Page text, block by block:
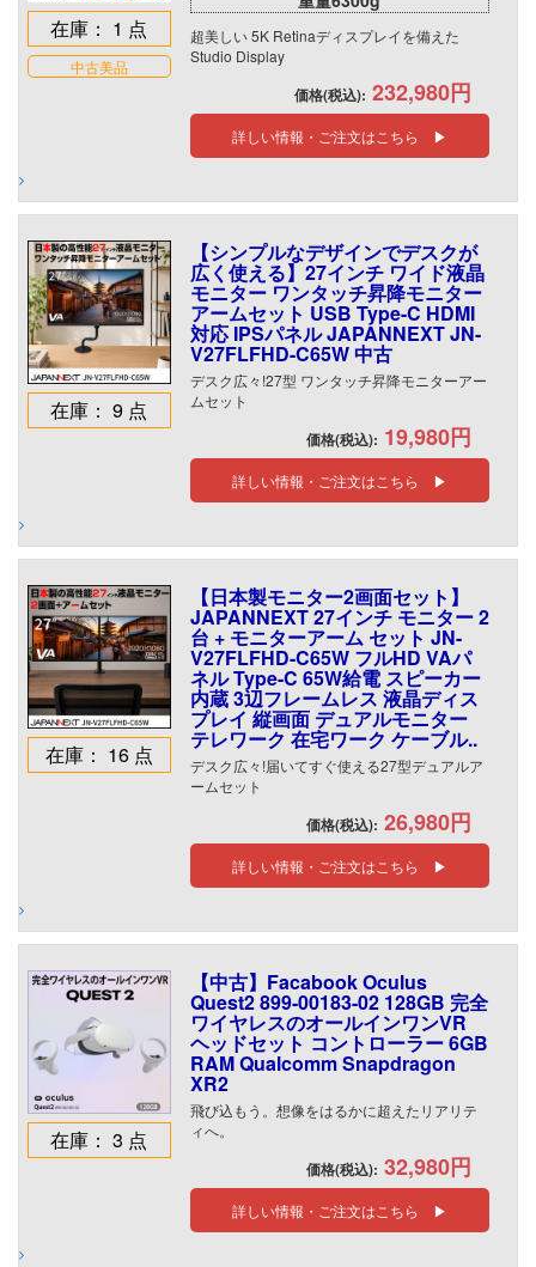
在庫： 1 点
中古美品
超美しい 5K Retinaディスプレイを備えた
Studio Display
価格(税込): 232,980円
詳しい情報・ご注文はこちら ▶
在庫： 9 点
【シンプルなデザインでデスクが
広く使える】27インチ ワイド液晶
モニター ワンタッチ昇降モニター
アームセット USB Type-C HDMI
対応 IPSパネル JAPANNEXT JN-
V27FLFHD-C65W 中古
デスク広々!27型 ワンタッチ昇降モニターアー
ムセット
価格(税込): 19,980円
詳しい情報・ご注文はこちら ▶
在庫： 16 点
【日本製モニター2画面セット】
JAPANNEXT 27インチ モニター 2
台 + モニターアーム セット JN-
V27FLFHD-C65W フルHD VAパ
ネル Type-C 65W給電 スピーカー
内蔵 3辺フレームレス 液晶ディス
プレイ 縦画面 デュアルモニター
テレワーク 在宅ワーク ケーブル..
デスク広々!届いてすぐ使える27型デュアルア
ームセット
価格(税込): 26,980円
詳しい情報・ご注文はこちら ▶
在庫： 3 点
【中古】Facabook Oculus
Quest2 899-00183-02 128GB 完全
ワイヤレスのオールインワンVR
ヘッドセット コントローラー 6GB
RAM Qualcomm Snapdragon
XR2
飛び込もう。想像をはるかに超えたリアリテ
ィへ。
価格(税込): 32,980円
詳しい情報・ご注文はこちら ▶